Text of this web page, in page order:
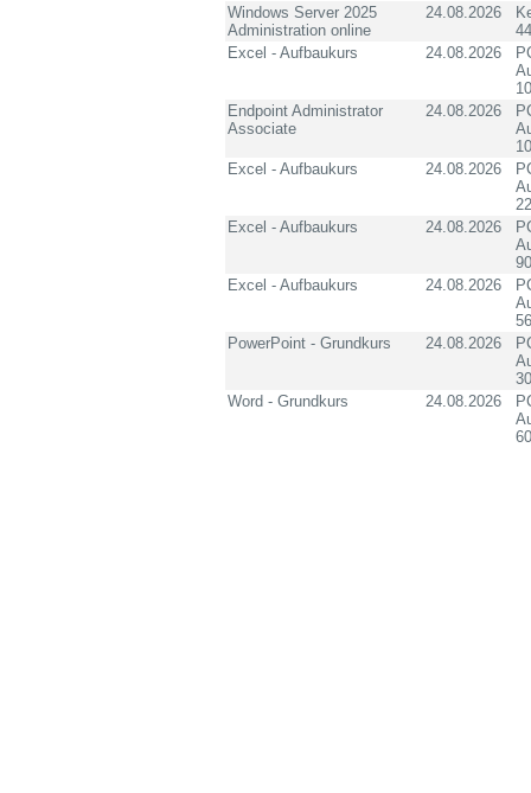
Windows Server 2025
Administration online
24.08.2026
Excel - Aufbaukurs
24.08.2026
Endpoint Administrator
Associate
24.08.2026
Excel - Aufbaukurs
24.08.2026
Excel - Aufbaukurs
24.08.2026
Excel - Aufbaukurs
24.08.2026
PowerPoint - Grundkurs
24.08.2026
Word - Grundkurs
24.08.2026